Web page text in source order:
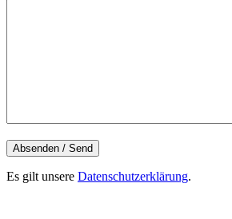
Es gilt unsere Datenschutzerklärung.